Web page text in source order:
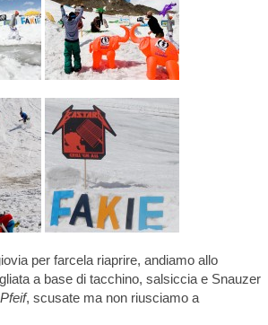
per farcela riaprire, andiamo allo
a base di tacchino, salsiccia e Snauzer
, scusate ma non riusciamo a